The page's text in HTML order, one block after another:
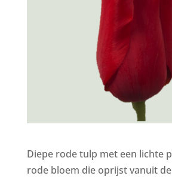
Diepe rode tulp met een lichte
rode bloem die oprijst vanuit